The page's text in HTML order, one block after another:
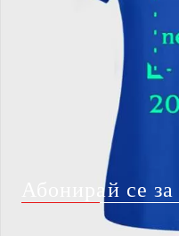
Абонирай се